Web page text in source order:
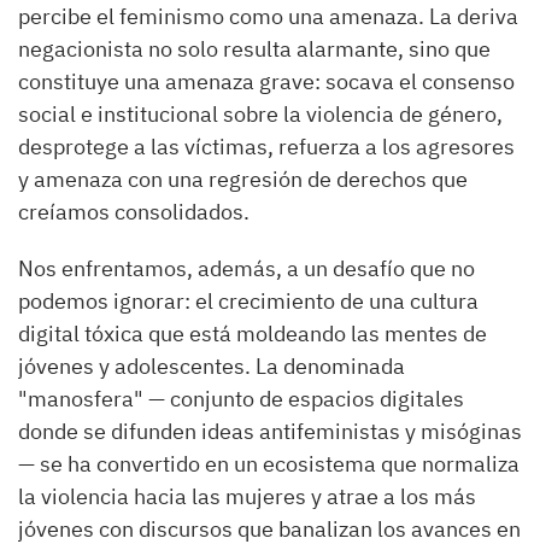
percibe el feminismo como una amenaza. La deriva
negacionista no solo resulta alarmante, sino que
constituye una amenaza grave: socava el consenso
social e institucional sobre la violencia de género,
desprotege a las víctimas, refuerza a los agresores
y amenaza con una regresión de derechos que
creíamos consolidados.
Nos enfrentamos, además, a un desafío que no
podemos ignorar: el crecimiento de una cultura
digital tóxica que está moldeando las mentes de
jóvenes y adolescentes. La denominada
"manosfera" — conjunto de espacios digitales
donde se difunden ideas antifeministas y misóginas
— se ha convertido en un ecosistema que normaliza
la violencia hacia las mujeres y atrae a los más
jóvenes con discursos que banalizan los avances en